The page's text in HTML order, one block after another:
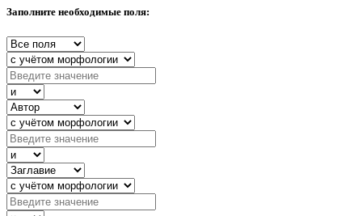
Заполните необходимые поля: